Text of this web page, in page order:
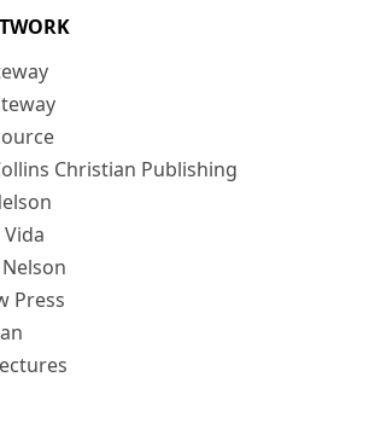
Christian Publishing
Press